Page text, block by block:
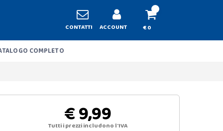
CONTATTI ACCOUNT € 0
COMPLETO
€ 9,99
Tutti i prezzi includono l'IVA